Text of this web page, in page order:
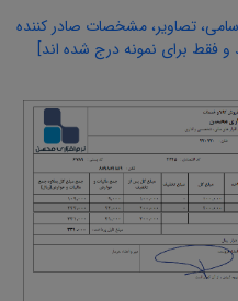
تصاویر، مشخصات صادر کننده
و فقط برای نمونه درج شده اند]